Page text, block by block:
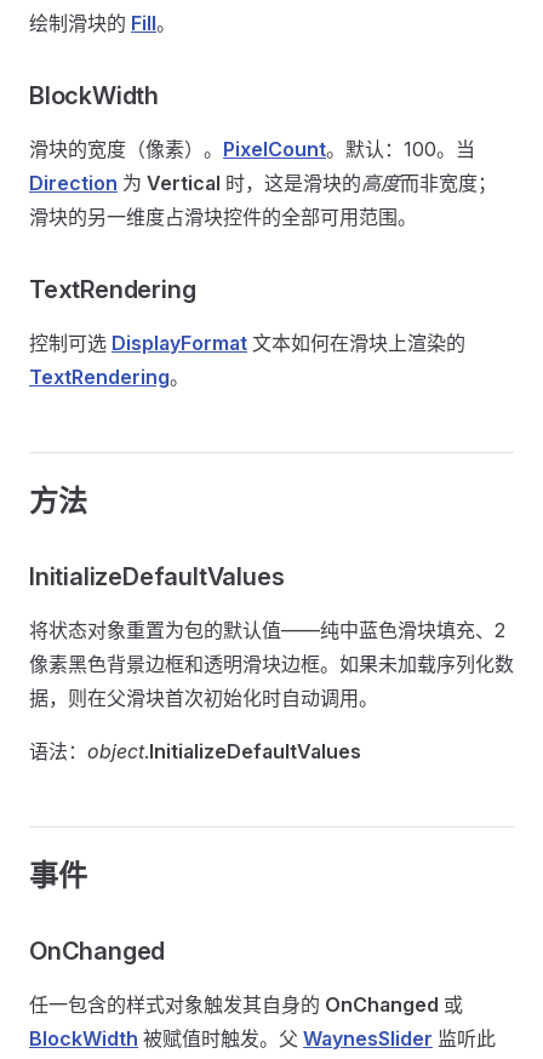
绘制滑块的 Fill。
BlockWidth
滑块的宽度（像素）。 PixelCount。默认：100。当
Direction 为 Vertical 时，这是滑块的高度而非宽度；
滑块的另一维度占滑块控件的全部可用范围。
TextRendering
控制可选 DisplayFormat 文本如何在滑块上渲染的
TextRendering。
方法
InitializeDefaultValues
将状态对象重置为包的默认值——纯中蓝色滑块填充、2
像素黑色背景边框和透明滑块边框。如果未加载序列化数
据，则在父滑块首次初始化时自动调用。
语法： object.InitializeDefaultValues
事件
OnChanged
任一包含的样式对象触发其自身的 OnChanged 或
BlockWidth 被赋值时触发。父 WaynesSlider 监听此